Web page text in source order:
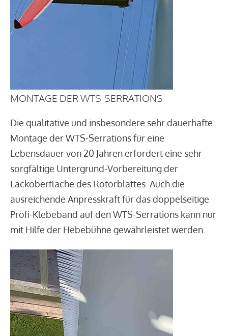
MONTAGE DER WTS-SERRATIONS
Die qualitative und insbesondere sehr dauerhafte
Montage der WTS-Serrations für eine
Lebensdauer von 20 Jahren erfordert eine sehr
sorgfältige Untergrund-Vorbereitung der
Lackoberfläche des Rotorblattes. Auch die
ausreichende Anpresskraft für das doppelseitige
Profi-Klebeband auf den WTS-Serrations kann nur
mit Hilfe der Hebebühne gewährleistet werden.